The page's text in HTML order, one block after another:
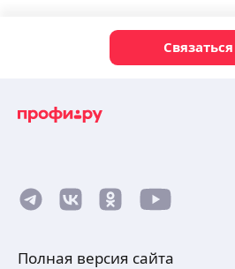
Связаться
Полная версия сайта